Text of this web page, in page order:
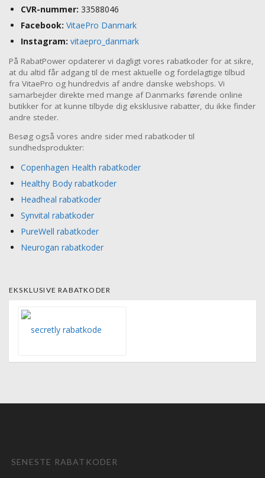
CVR-nummer: 33588046
Facebook: VitaePro Danmark
Instagram: vitaepro_danmark
På RabatPower opdaterer vi dagligt vores rabatkoder for at sikre,
at du altid får adgang til de mest aktuelle og fordelagtige tilbud
fra VitaePro og hundredvis af andre danske webshops. Vi
samarbejder direkte med mange af Danmarks førende online
butikker for at kunne tilbyde dig eksklusive rabatter, du ikke finder
andre steder.
Besøg også vores andre sider med rabatkoder til
sundhedsprodukter:
Copenhagen Health rabatkoder
Healthy Body rabatkoder
Headheal rabatkoder
Synvital rabatkoder
PureWell rabatkoder
Neurogan rabatkoder
EKSKLUSIVE RABATKODER
SENESTE RABATKODER